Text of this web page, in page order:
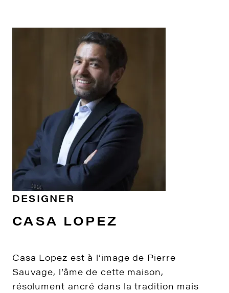
DESIGNER
CASA LOPEZ
Casa Lopez est à l’image de Pierre
Sauvage, l’âme de cette maison,
résolument ancré dans la tradition mais